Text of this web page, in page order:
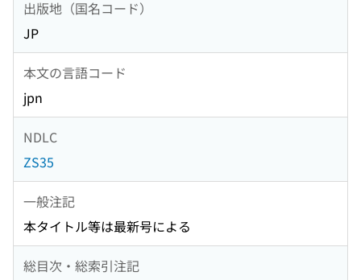
出版地（国名コード）
JP
本文の言語コード
jpn
NDLC
ZS35
一般注記
本タイトル等は最新号による
総目次・総索引注記